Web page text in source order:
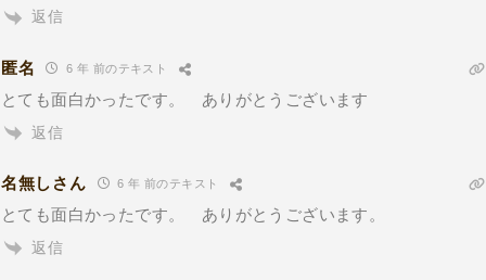
返信
匿名 6 年 前のテキスト
とても面白かったです。 ありがとうございます
返信
名無しさん 6 年 前のテキスト
とても面白かったです。 ありがとうございます。
返信